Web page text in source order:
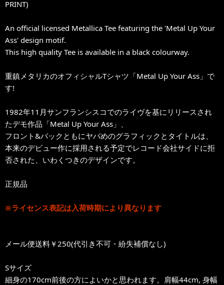
PRINT)
An official licensed Metallica Tee featuring the 'Metal Up Your
Ass' design motif.
This high quality Tee is available in a black colourway.
重鎮メタリカのオフィシャルTシャツ「Metal Up Your Ass」で
す!
1982年11月サンフランシスコでのライヴを基にリリースされ
たデモ作品「Metal Up Your Ass」、
フロント&バックともにヤバめのグラフィックとタイトルは、
本来のデビュー作に採用される予定でレコード会社サイドに拒
否された、いわくつきのデザインです。
正規品
※ライセンス表記は入荷時期により異なります
メール便送料￥250(代引き不可・紛失補償なし)
Sサイズ
細身の170cm前後の方によいかと思われます。肩幅44cm, 身幅